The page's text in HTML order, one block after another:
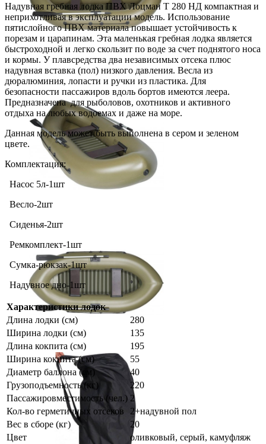
Надувная гребная лодка ПВХ Лоцман Т 280 НД компактная и
неприхотливая в эксплуатации модель. Использование
пятислойного ПВХ материала повышает устойчивость к
порезам и царапинам. Эта маленькая гребная лодка является
быстроходной и легко скользит по воде за счет поднятого носа
и кормы. У плавсредства два независимых отсека плюс
надувная вставка (пол) низкого давления. Весла из
дюралюминия, лопасти и ручки из пластика. Для
безопасности пассажиров вдоль бортов имеются леера.
Предназначена для рыболовов, охотников и активного
отдыха на любых водоемах и даже на море.
Данная модель может быть выполнена в сером и зеленом
цвете.
Комплектация:
Насос 5л-1шт
Весло-2шт
Сиденья-2шт
Ремкомплект-1шт
Сумка-рюкзак-1шт
Надувное дно-1шт
Характеристики лодок
Длина лодки (см)
280
Ширина лодки (см)
135
Длина кокпита (см)
195
Ширина кокпита (см)
55
Диаметр баллона (см)
40
Грузоподъемность (кг)
220
Пассажировместимость (чел.) 2
Кол-во герметичных отсеков
2+надувной пол
Вес в сборе (кг)
20
Цвет
оливковый, серый, камуфляж